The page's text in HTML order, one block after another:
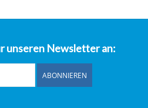
unseren Newsletter an:
ABONNIEREN